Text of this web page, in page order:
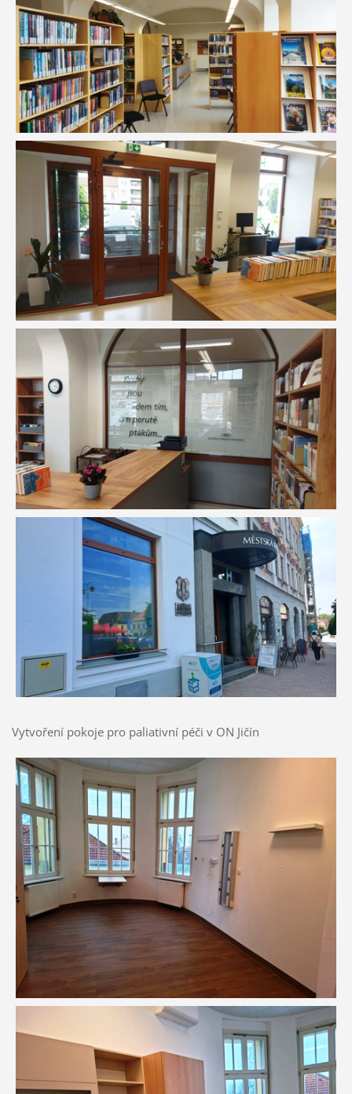
Vytvoření pokoje pro paliativní péči v ON Jičín